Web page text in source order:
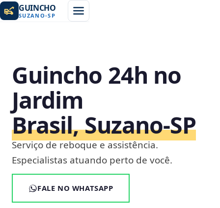
GUINCHO
SUZANO-SP
Guincho 24h no
Jardim
Brasil, Suzano‑SP
Serviço de reboque e assistência.
Especialistas atuando perto de você.
FALE NO WHATSAPP